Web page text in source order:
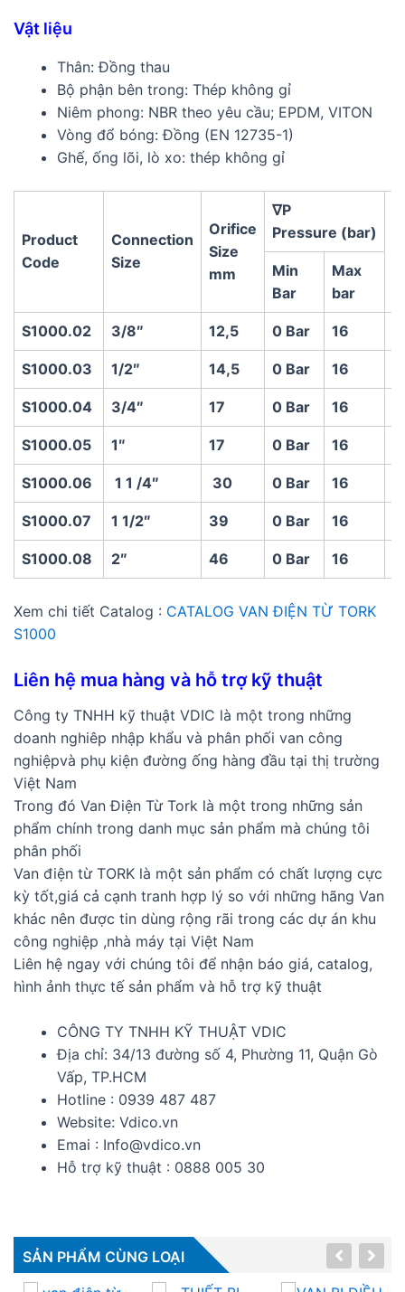
Vật liệu
Thân: Đồng thau
Bộ phận bên trong: Thép không gỉ
Niêm phong: NBR theo yêu cầu; EPDM, VITON
Vòng đổ bóng: Đồng (EN 12735-1)
Ghế, ống lõi, lò xo: ​​thép không gỉ
Product
Code
Connection
Size
Orifice
Size
mm
∇P
Pressure (bar)
Min
Bar
Max
bar
S1000.02 3/8″ 12,5 0 Bar 16
S1000.03 1/2″ 14,5 0 Bar 16
S1000.04 3/4″ 17 0 Bar 16
S1000.05 1″ 17 0 Bar 16
S1000.06 1 1 /4″ 30 0 Bar 16
S1000.07 1 1/2″ 39 0 Bar 16
S1000.08 2″ 46 0 Bar 16
Xem chi tiết Catalog : CATALOG VAN ĐIỆN TỪ TORK
S1000
Liên hệ mua hàng và hỗ trợ kỹ thuật
Công ty TNHH kỹ thuật VDIC là một trong những
doanh nghiêp nhập khẩu và phân phối van công
nghiệpvà phụ kiện đường ống hàng đầu tại thị trường
Việt Nam
Trong đó Van Điện Từ Tork là một trong những sản
phẩm chính trong danh mục sản phẩm mà chúng tôi
phân phối
Van điện từ TORK là một sản phẩm có chất lượng cực
kỳ tốt,giá cả cạnh tranh hợp lý so với những hãng Van
khác nên được tin dùng rộng rãi trong các dự án khu
công nghiệp ,nhà máy tại Việt Nam
Liên hệ ngay với chúng tôi để nhận báo giá, catalog,
hình ảnh thực tế sản phẩm và hỗ trợ kỹ thuật
CÔNG TY TNHH KỸ THUẬT VDIC
Địa chỉ: 34/13 đường số 4, Phường 11, Quận Gò
Vấp, TP.HCM
Hotline : 0939 487 487
Website: Vdico.vn
Emai : Info@vdico.vn
Hỗ trợ kỹ thuật : 0888 005 30
SẢN PHẨM CÙNG LOẠI